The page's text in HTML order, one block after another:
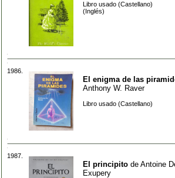
Libro usado (Castellano)
(Inglés)
1986.
El enigma de las
Anthony W. Raver
Libro usado (Castellano)
1987.
El principito de Antoine
Exupery